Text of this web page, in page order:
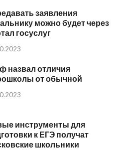
заявления
можно будет через
госуслуг
назвал отличия
от обычной
инструменты для
к ЕГЭ получат
школьники